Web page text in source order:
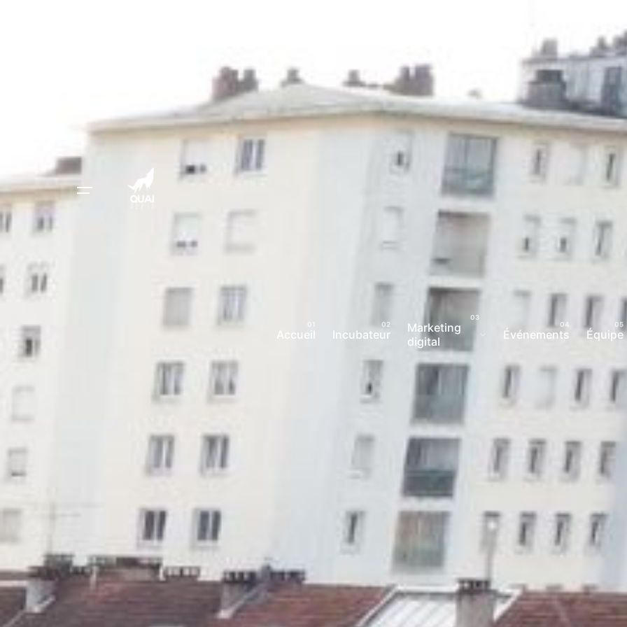
Accueil Incubateur
Marketing
digital
Événements Équipe